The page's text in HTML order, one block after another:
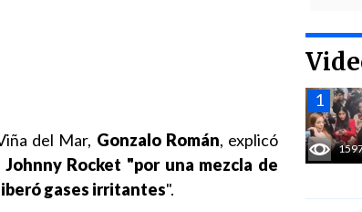
del Mar, Gonzalo Román, explicó
Rocket "por una mezcla de
gases irritantes".